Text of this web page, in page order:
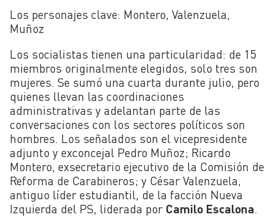
Los personajes clave: Montero, Valenzuela,
Muñoz
Los socialistas tienen una particularidad: de 15
miembros originalmente elegidos, solo tres son
mujeres. Se sumó una cuarta durante julio, pero
quienes llevan las coordinaciones
administrativas y adelantan parte de las
conversaciones con los sectores políticos son
hombres. Los señalados son el vicepresidente
adjunto y exconcejal Pedro Muñoz; Ricardo
Montero, exsecretario ejecutivo de la Comisión de
Reforma de Carabineros; y César Valenzuela,
antiguo líder estudiantil, de la facción Nueva
Izquierda del PS, liderada por Camilo Escalona.